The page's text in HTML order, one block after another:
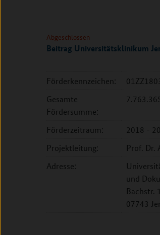
Abgeschlossen
Beitrag Universitätsklinikum
Förderkennzeichen:
Gesamte
Fördersumme:
Förderzeitraum:
2018 -
Projektleitung:
Prof. Dr.
Adresse:
und
Bachstr.
07743